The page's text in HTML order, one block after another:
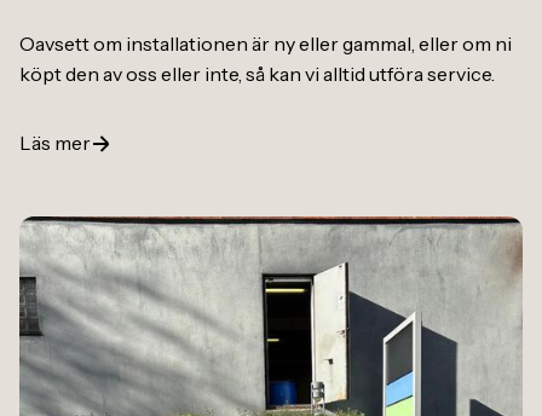
Oavsett om installationen är ny eller gammal, eller om ni
köpt den av oss eller inte, så kan vi alltid utföra service.
Läs mer